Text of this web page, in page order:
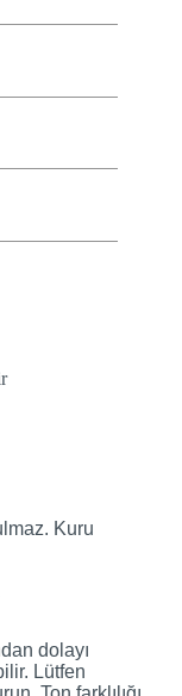
Kuru
dolayı
Lütfen